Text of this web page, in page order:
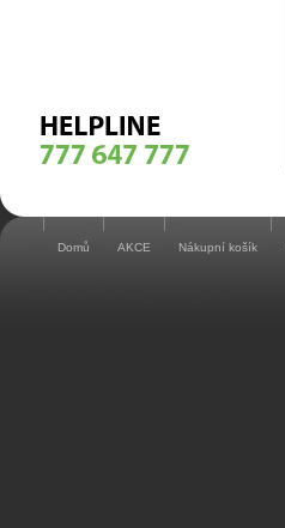
Domů AKCE Nákupní košík